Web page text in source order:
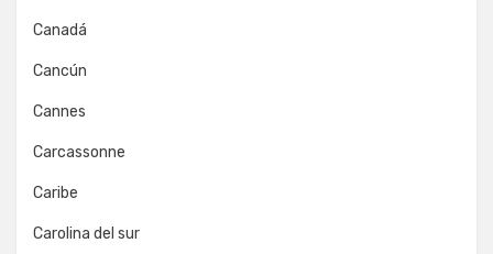
Canadá
Cancún
Cannes
Carcassonne
Caribe
Carolina del sur